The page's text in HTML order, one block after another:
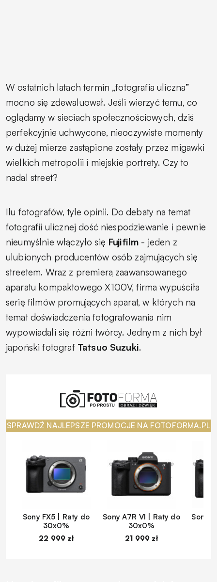
W ostatnich latach termin „fotografia uliczna”
mocno się zdewaluował. Jeśli wierzyć temu, co
oglądamy w sieciach społecznościowych, dziś
perfekcyjnie uchwycone, nieoczywiste momenty
w dużej mierze zastąpione zostały przez migawki
wielkich metropolii i miejskie portrety. Czy to
nadal street?
Ilu fotografów, tyle opinii. Do debaty na temat
fotografii ulicznej dość niespodziewanie i pewnie
nieumyślnie włączyło się Fujifilm - jeden z
ulubionych producentów osób zajmujących się
streetem. Wraz z premierą zaawansowanego
aparatu kompaktowego X100V, firma wypuściła
serię filmów promujących aparat, w których na
temat doświadczenia fotografowania nim
wypowiadali się różni twórcy. Jednym z nich był
japoński fotograf Tatsuo Suzuki.
SPRAWDŹ NAJLEPSZE PROMOCJE NA FOTOFORMA.PL
Sony FX5 | Raty do
30x0%
22 999 zł
Sony A7R VI | Raty do
30x0%
21 999 zł
Sony